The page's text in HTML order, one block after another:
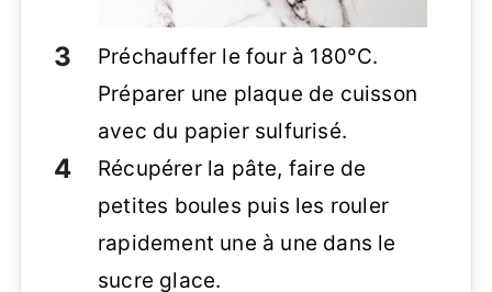
Préchauffer le four à 180°C.
Préparer une plaque de cuisson
avec du papier sulfurisé.
Récupérer la pâte, faire de
petites boules puis les rouler
rapidement une à une dans le
sucre glace.